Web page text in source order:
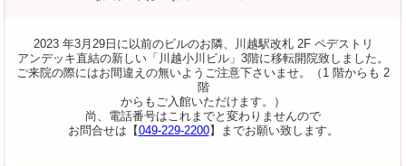
2023 年3月29日に以前のビルのお隣、川越駅改札 2F ペデストリ
アンデッキ直結の新しい「川越小川ビル」3階に移転開院致しました。
ご来院の際にはお間違えの無いようご注意下さいませ。（1 階からも 2
階
からもご入館いただけます。）
尚、電話番号はこれまでと変わりませんので
お問合せは【049-229-2200】までお願い致します。